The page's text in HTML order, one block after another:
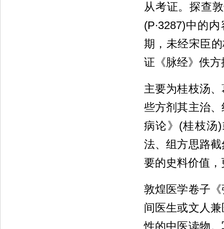
从考证。探查
(P∙3287)中的
期，未经宋臣
证《脉经》佚
主要为桂枝汤
些方剂其主治
病论》(桂枝汤
法、组方思路
要的史料价值
敦煌医学卷子
间医生或文人
性的中医读物